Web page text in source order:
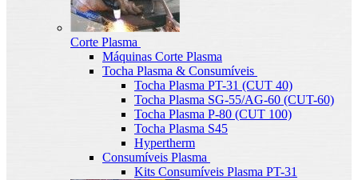
Corte Plasma
Máquinas Corte Plasma
Tocha Plasma & Consumíveis
Tocha Plasma PT-31 (CUT 40)
Tocha Plasma SG-55/AG-60 (CUT-60)
Tocha Plasma P-80 (CUT 100)
Tocha Plasma S45
Hypertherm
Consumíveis Plasma
Kits Consumíveis Plasma PT-31